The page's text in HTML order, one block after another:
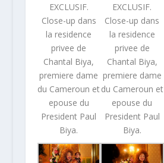
EXCLUSIF.
Close-up dans
la residence
privee de
Chantal Biya,
premiere dame
du Cameroun et
epouse du
President Paul
Biya.
EXCLUSIF.
Close-up dans
la residence
privee de
Chantal Biya,
premiere dame
du Cameroun et
epouse du
President Paul
Biya.